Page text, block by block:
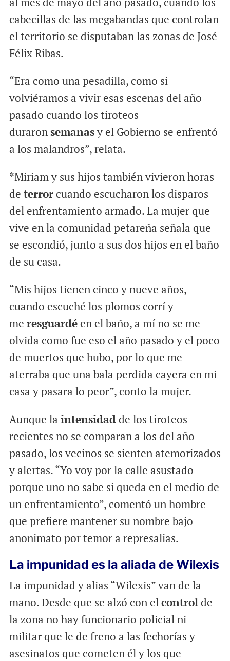
cabecillas de las megabandas que controlan
el territorio se disputaban las zonas de José
Félix Ribas.
“Era como una pesadilla, como si
volviéramos a vivir esas escenas del año
pasado cuando los tiroteos
duraronsemanasy el Gobierno se enfrentó
a los malandros”, relata.
*Miriam y sus hijos también vivieron horas
de terrorcuando escucharon los disparos
del enfrentamiento armado. La mujer que
vive en la comunidad petareña señala que
se escondió, junto a sus dos hijos en el baño
de su casa.
“Mis hijos tienen cinco y nueve años,
cuando escuché los plomos corrí y
me resguardéen el baño, a mí no se me
olvida como fue eso el año pasado y el poco
de muertos que hubo, por lo que me
aterraba que una bala perdida cayera en mi
casa y pasara lo peor”, conto la mujer.
Aunque la intensidadde los tiroteos
recientes no se comparan a los del año
pasado, los vecinos se sienten atemorizados
y alertas. “Yo voy por la calle asustado
porque uno no sabe si queda en el medio de
un enfrentamiento”, comentó un hombre
que prefiere mantener su nombre bajo
anonimato por temor a represalias.
La impunidad es la aliada de Wilexis
La impunidad y alias “Wilexis” van de la
mano. Desde que se alzó con elcontrolde
la zona no hay funcionario policial ni
militar que le de freno a las fechorías y
asesinatos que cometen él y los que